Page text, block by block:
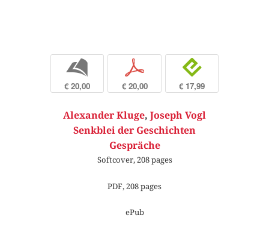
b
€ 20,00
p
€ 20,00
e
€ 17,99
Alexander Kluge, Joseph Vogl
Senkblei der Geschichten
Gespräche
Softcover, 208 pages
PDF, 208 pages
ePub